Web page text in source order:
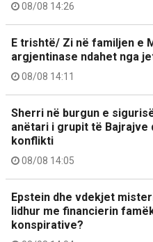
08/08 14:26
E trishtë/ Zi në familjen e
argjentinase ndahet nga
08/08 14:11
Sherri në burgun e
anëtari i grupit të Bajrajve
konflikti
08/08 14:05
Epstein dhe vdekjet
lidhur me financierin
konspirative?